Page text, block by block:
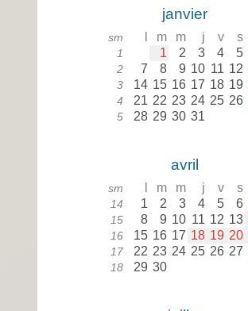
janvier
sm m m j v s
1 1 2 3 4 5
2 7 8 9 10 11 12
3 14 15 16 17 18 19
4 21 22 23 24 25 26
5 28 29 30 31
avril
sm m m j v s
14 1 2 3 4 5 6
15 8 9 10 11 12 13
16 15 16 17 18 19 20
17 22 23 24 25 26 27
18 29 30